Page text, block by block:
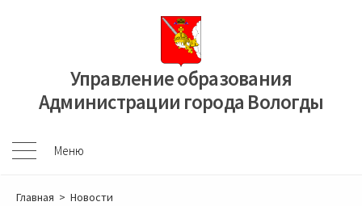
Управление образования
Администрации города Вологды
Меню
Меню
Главная > Новости